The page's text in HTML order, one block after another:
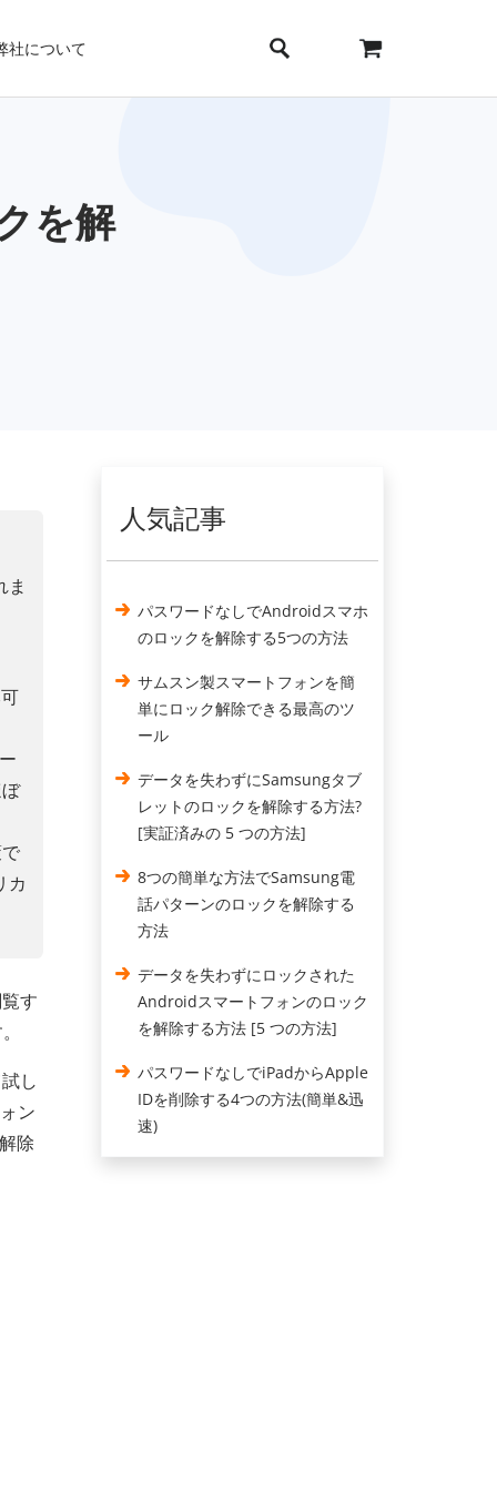
社について
を解
ま
カ
す
し
ン
除
人気記事
パスワードなしでAndroidスマホ
のロックを解除する5つの方法
サムスン製スマートフォンを簡
単にロック解除できる最高のツ
ール
データを失わずにSamsungタブ
レットのロックを解除する方法?
[実証済みの 5 つの方法]
8つの簡単な方法でSamsung電
話パターンのロックを解除する
方法
データを失わずにロックされた
Androidスマートフォンのロック
を解除する方法 [5 つの方法]
パスワードなしでiPadからApple
IDを削除する4つの方法(簡単&迅
速)